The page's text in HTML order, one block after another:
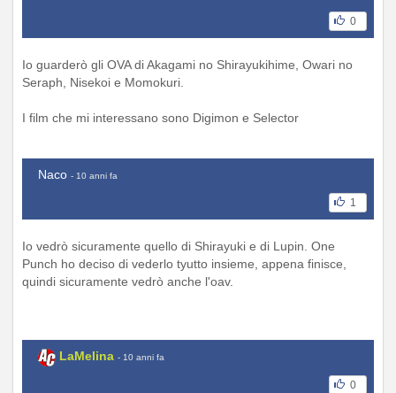
0
Io guarderò gli OVA di Akagami no Shirayukihime, Owari no
Seraph, Nisekoi e Momokuri.
I film che mi interessano sono Digimon e Selector
Naco - 10 anni fa
1
Io vedrò sicuramente quello di Shirayuki e di Lupin. One
Punch ho deciso di vederlo tyutto insieme, appena finisce,
quindi sicuramente vedrò anche l'oav.
LaMelina - 10 anni fa
0